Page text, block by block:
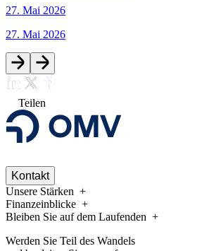
27. Mai 2026
27. Mai 2026
Teilen
Kontakt
Unsere Stärken
Finanzeinblicke
Bleiben Sie auf dem Laufenden
Werden Sie Teil des Wandels